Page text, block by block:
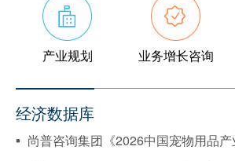
产业规划 业务增长咨询
经济数据库